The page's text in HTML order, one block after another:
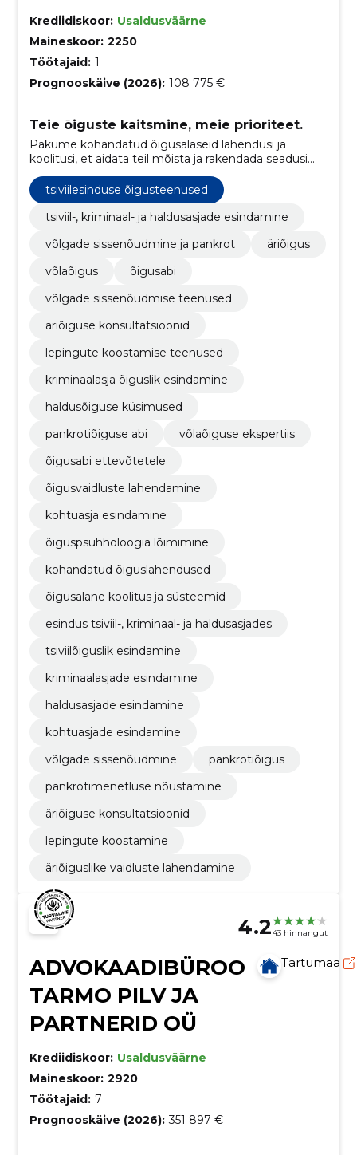
Krediidiskoor: Usaldusväärne
Maineskoor: 2250
Töötajaid: 1
Prognooskäive (2026): 108 775 €
Teie õiguste kaitsmine, meie prioriteet.
Pakume kohandatud õigusalaseid lahendusi ja
koolitusi, et aidata teil mõista ja rakendada seadusi
tõhusalt.
tsiviilesinduse õigusteenused
tsiviil-, kriminaal- ja haldusasjade esindamine
võlgade sissenõudmine ja pankrot
äriõigus
võlaõigus
õigusabi
võlgade sissenõudmise teenused
äriõiguse konsultatsioonid
lepingute koostamise teenused
kriminaalasja õiguslik esindamine
haldusõiguse küsimused
pankrotiõiguse abi
võlaõiguse ekspertiis
õigusabi ettevõtetele
õigusvaidluste lahendamine
kohtuasja esindamine
õiguspsühholoogia lõimimine
kohandatud õiguslahendused
õigusalane koolitus ja süsteemid
esindus tsiviil-, kriminaal- ja haldusasjades
tsiviilõiguslik esindamine
kriminaalasjade esindamine
haldusasjade esindamine
kohtuasjade esindamine
võlgade sissenõudmine
pankrotiõigus
pankrotimenetluse nõustamine
äriõiguse konsultatsioonid
lepingute koostamine
äriõiguslike vaidluste lahendamine
4.243 hinnangut
ADVOKAADIBÜROO
TARMO PILV JA
PARTNERID OÜ
Tartumaa
Krediidiskoor: Usaldusväärne
Maineskoor: 2920
Töötajaid: 7
Prognooskäive (2026): 351 897 €